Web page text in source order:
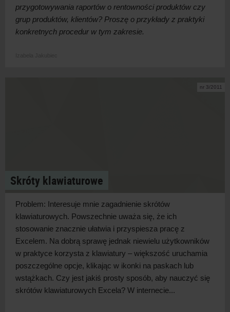
przygotowywania raportów o rentowności produktów czy
grup produktów, klientów? Proszę o przykłady z praktyki
konkretnych procedur w tym zakresie.
nr 3/2011
Skróty klawiaturowe
Problem: Interesuje mnie zagadnienie skrótów
klawiaturowych. Powszechnie uważa się, że ich
stosowanie znacznie ułatwia i przyspiesza pracę z
Excelem. Na dobrą sprawę jednak niewielu użytkowników
w praktyce korzysta z klawiatury – większość uruchamia
poszczególne opcje, klikając w ikonki na paskach lub
wstążkach. Czy jest jakiś prosty sposób, aby nauczyć się
skrótów klawiaturowych Excela? W internecie...